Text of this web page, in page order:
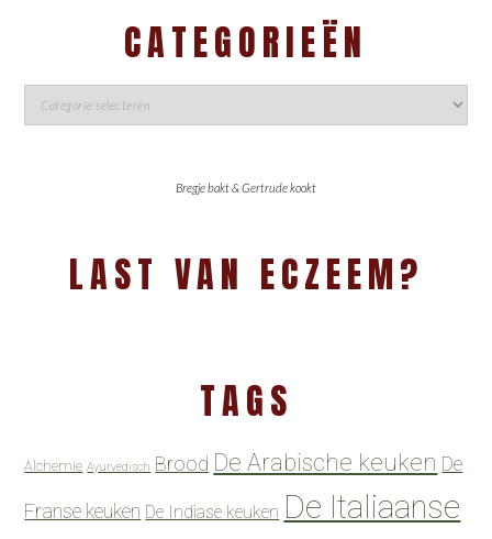
CATEGORIEËN
Bregje bakt & Gertrude kookt
LAST VAN ECZEEM?
TAGS
Alchemie Ayurvedisch Brood De Arabische keuken De
Franse keuken De Indiase keuken De Italiaanse